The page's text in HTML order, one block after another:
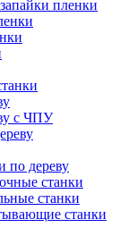
пленки
с ЧПУ
по дереву
станки
станки
станки